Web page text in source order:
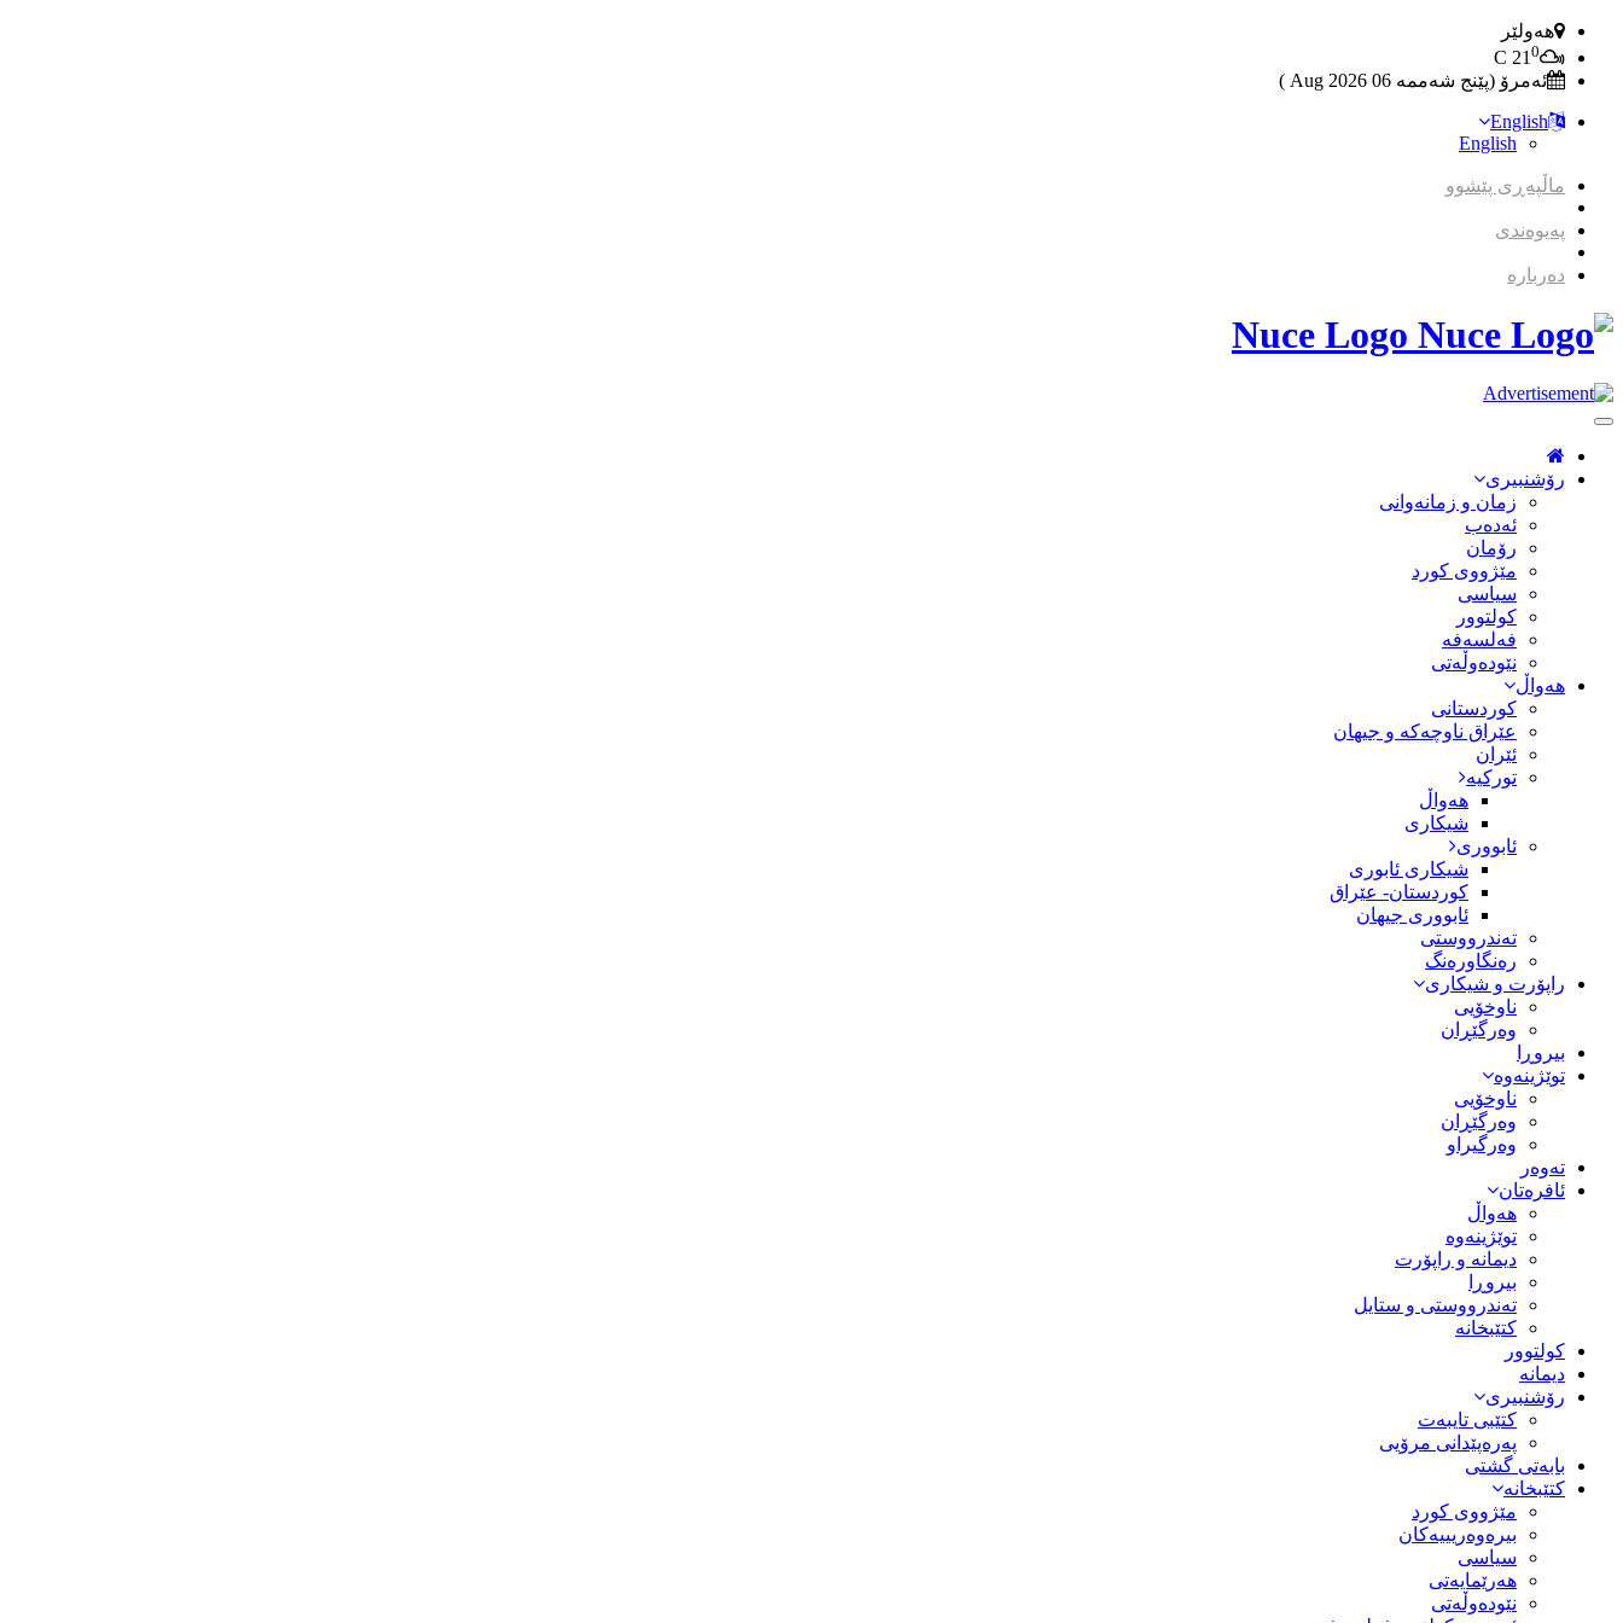
هەولێر
21 0
ئەمرۆ (پێنج شەممە 06 2026 Aug )
English
English
ماڵپەڕی پێشوو
پەیوەندی
دەربارە
Nuce Logo
Toggle
Navigation
رۆشنبیری
زمان و زمانه‌وانی
ئەدەب
رۆمان
مێژووى کورد
سیاسى
کولتوور
فەلسەفە
نێودەوڵەتی
هەواڵ
کوردستانی
عێراق ناوچەکە و جیهان
ئێران
تورکیە
هەواڵ
شیکاری
ئابووری
شیکاری ئابوری
کوردستان- عێراق
ئابووری جیهان
تەندرووستی
رەنگاورەنگ
راپۆرت و شیکاری
ناوخۆیی
وەرگێڕان
بیروڕا
توێژینەوە
ناوخۆیی
وەرگێڕان
وەرگیراو
تەوەر
ئافرەتان
هەواڵ
توێژینەوە
دیمانە و راپۆرت
بیروڕا
تەندرووستی و ستایل
کتێبخانە
کولتوور
دیمانە
رۆشنبیری
کتێبی تایبەت
پەرەپێدانی مرۆیی
بابەتی گشتی
کتێبخانە
مێژووى کورد
بیرەوەریییەکان
سیاسى
هەرێمایەتی
نێودەوڵەتی